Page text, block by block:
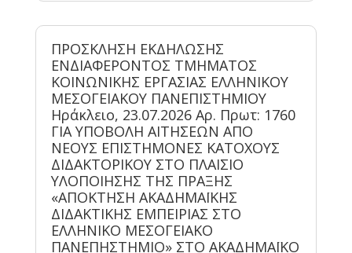
ΠΡΟΣΚΛΗΣΗ ΕΚΔΗΛΩΣΗΣ
ΕΝΔΙΑΦΕΡΟΝΤΟΣ ΤΜΗΜΑΤΟΣ
ΚΟΙΝΩΝΙΚΗΣ ΕΡΓΑΣΙΑΣ ΕΛΛΗΝΙΚΟΥ
ΜΕΣΟΓΕΙΑΚΟΥ ΠΑΝΕΠΙΣΤΗΜΙΟΥ
Ηράκλειο, 23.07.2026 Αρ. Πρωτ: 1760
ΓΙΑ ΥΠΟΒΟΛΗ ΑΙΤΗΣΕΩΝ ΑΠΟ
ΝΕΟΥΣ ΕΠΙΣΤΗΜΟΝΕΣ ΚΑΤΟΧΟΥΣ
ΔΙΔΑΚΤΟΡΙΚΟΥ ΣΤΟ ΠΛΑΙΣΙΟ
ΥΛΟΠΟΙΗΣΗΣ ΤΗΣ ΠΡΑΞΗΣ
«ΑΠΟΚΤΗΣΗ ΑΚΑΔΗΜΑΪΚΗΣ
ΔΙΔΑΚΤΙΚΗΣ ΕΜΠΕΙΡΙΑΣ ΣΤΟ
ΕΛΛΗΝΙΚΟ ΜΕΣΟΓΕΙΑΚΟ
ΠΑΝΕΠΗΣΤΗΜΙΟ» ΣΤΟ ΑΚΑΔΗΜΑΪΚΟ